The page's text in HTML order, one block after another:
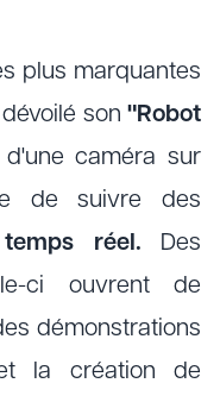
plus marquantes
son "Robot
d'une caméra sur
de suivre des
réel. Des
ci ouvrent de
démonstrations
la création de